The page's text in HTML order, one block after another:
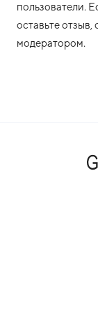
пользователи.
оставьте
модератором.